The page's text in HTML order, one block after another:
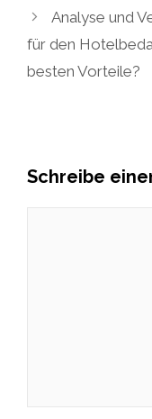
Analyse und
für den
besten Vorteile?
Schreibe